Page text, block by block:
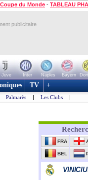
du Monde - TABLEAU
publicitaire
Juve Inter Naples Bayern
TV +
Palmarès | Les Clubs |